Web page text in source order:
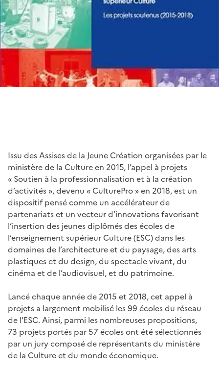
Issu des Assises de la Jeune Création organisées par le
ministère de la Culture en 2015, l’appel à projets
« Soutien à la professionnalisation et à la création
d’activités », devenu « CulturePro » en 2018, est un
dispositif pensé comme un accélérateur de
partenariats et un vecteur d’innovations favorisant
l’insertion des jeunes diplômés des écoles de
l’enseignement supérieur Culture (ESC) dans les
domaines de l’architecture et du paysage, des arts
plastiques et du design, du spectacle vivant, du
cinéma et de l’audiovisuel, et du patrimoine.
Lancé chaque année de 2015 et 2018, cet appel à
projets a largement mobilisé les 99 écoles du réseau
de l’ESC. Ainsi, parmi les nombreuses propositions,
73 projets portés par 57 écoles ont été sélectionnés
par un jury composé de représentants du ministère
de la Culture et du monde économique.